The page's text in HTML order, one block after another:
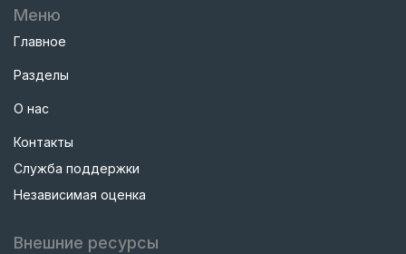
Меню
Главное
Разделы
О нас
Контакты
Служба поддержки
Независимая оценка
Внешние ресурсы